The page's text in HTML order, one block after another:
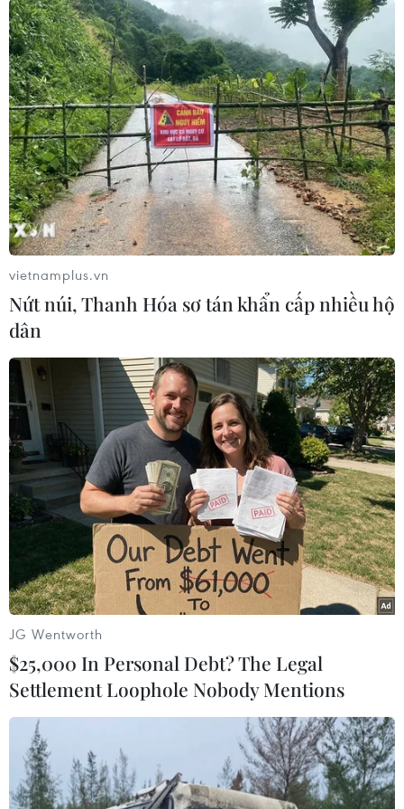
thiện môi trường làm việc; nâng cao hình ảnh
thương hiệu, kiện toàn văn hóa doanh nghiệp;
phát huy tinh thần đổi mới sáng tạo./.
(Vietnam+)
#Nợ xấu #Lợi nhuận trước thuế
#Tổng tài sản
#tái cơ cáu ngân hàng
#LOS
#Ngân hàng lõi T24
#Basell
#Tái cấu trúc #Tin tức
#thời sự
#VietnamPlus
#Plus
Theo dõi VietnamPlus
TIN LIÊN QUAN
vietnamplus.vn
Nứt núi, Thanh Hóa sơ tán khẩn cấp nhiều hộ
dân
JG Wentworth
$25,000 In Personal Debt? The Legal
Settlement Loophole Nobody Mentions